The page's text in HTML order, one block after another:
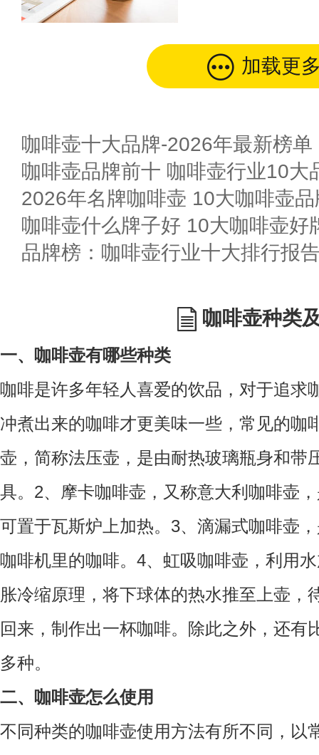
加载更
咖啡壶十大品牌-2026年最新榜单
咖啡壶品牌前十 咖啡壶行业10大
2026年名牌咖啡壶 10大咖啡壶
咖啡壶什么牌子好 10大咖啡壶好
咖啡壶种类
一、咖啡壶有哪些种类
咖啡是许多年轻人喜爱的饮品，对于追求
冲煮出来的咖啡才更美味一些，常见的咖
壶，简称法压壶，是由耐热玻璃瓶身和带
具。2、摩卡咖啡壶，又称意大利咖啡壶
可置于瓦斯炉上加热。3、滴漏式咖啡壶
咖啡机里的咖啡。4、虹吸咖啡壶，利用
胀冷缩原理，将下球体的热水推至上壶，
回来，制作出一杯咖啡。除此之外，还有
多种。
二、咖啡壶怎么使用
不同种类的咖啡壶使用方法有所不同，以